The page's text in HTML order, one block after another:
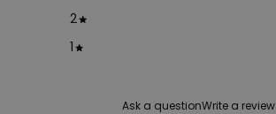
2
1
Ask a questionWrite a review